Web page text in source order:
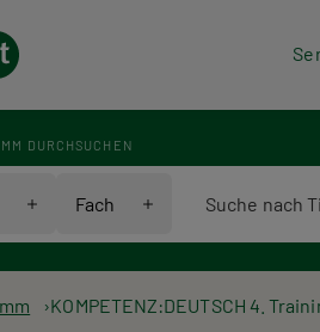
DURCHSUCHEN
Fach
KOMPETENZ:DEUTSCH 4.